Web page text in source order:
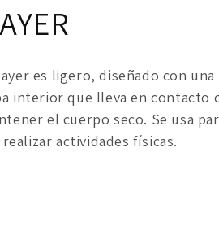
es ligero, diseñado con
interior que lleva en contacto
el cuerpo seco. Se usa
actividades físicas.